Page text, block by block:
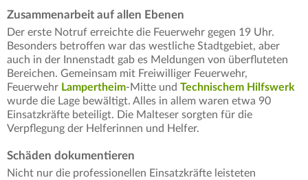
Zusammenarbeit auf allen Ebenen
Der erste Notruf erreichte die Feuerwehr gegen 19 Uhr.
Besonders betroffen war das westliche Stadtgebiet, aber
auch in der Innenstadt gab es Meldungen von überfluteten
Bereichen. Gemeinsam mit Freiwilliger Feuerwehr,
Feuerwehr Lampertheim-Mitte und Technischem Hilfswerk
wurde die Lage bewältigt. Alles in allem waren etwa 90
Einsatzkräfte beteiligt. Die Malteser sorgten für die
Verpflegung der Helferinnen und Helfer.
Schäden dokumentieren
Nicht nur die professionellen Einsatzkräfte leisteten